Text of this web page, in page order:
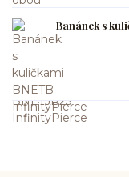
Banánek s